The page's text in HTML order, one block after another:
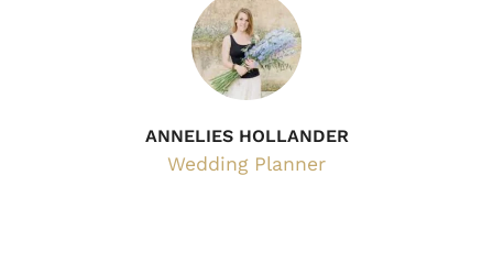
ANNELIES HOLLANDER
Wedding Planner